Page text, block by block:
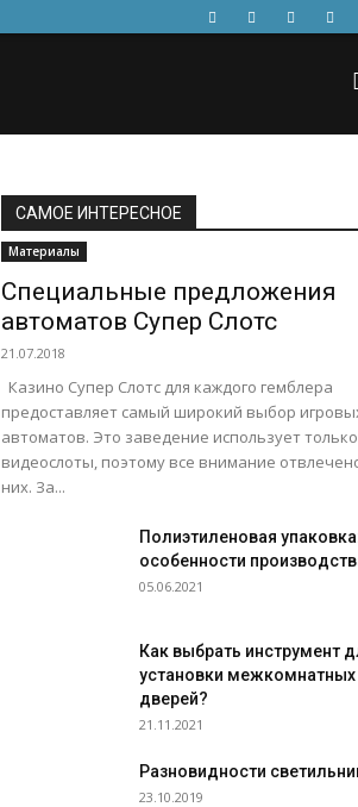
САМОЕ ИНТЕРЕСНОЕ
Материалы
Специальные предложения
автоматов Супер Слотс
21.07.2018
Казино Супер Слотс для каждого гемблера
предоставляет самый широкий выбор
автоматов. Это заведение использует только
видеослоты, поэтому все внимание
них. За...
Полиэтиленовая
особенности
05.06.2021
Как выбрать инструмент
установки межкомнатных
дверей?
21.11.2021
Разновидности
23.10.2019